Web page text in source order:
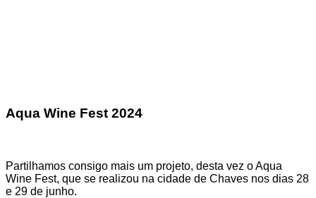
Aqua Wine Fest 2024
Partilhamos consigo mais um projeto, desta vez o Aqua
Wine Fest, que se realizou na cidade de Chaves nos dias 28
e 29 de junho.